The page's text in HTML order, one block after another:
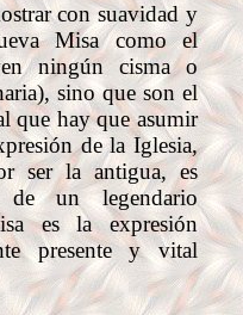
con suavidad y
Misa como el
ningún cisma o
sino que son el
que hay que asumir
de la Iglesia,
ser la antigua, es
de un legendario
es la expresión
presente y vital